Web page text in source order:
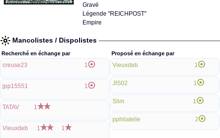
Gravé
Légende "REICHPOST"
Empire
Mancolistes / Dispolistes
Recherché en échange par
creuse23 1
jpp15551 1
TATAV 1
Vieuxdeb 1 1
Proposé en échange par
Vieuxdeb 1
JIS02 1
Slim 1
pphilatelie 2